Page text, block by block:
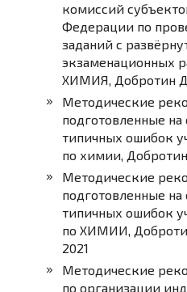
комиссий
Федерации по
заданий с
экзаменационных
ХИМИЯ, Добротин
Методические
подготовленные на
типичных ошибок
по химии,
Методические
подготовленные на
типичных ошибок
по ХИМИИ,
2021
Методические
по организации